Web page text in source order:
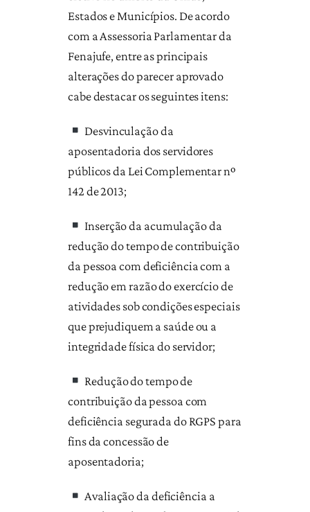
Estados e Municípios. De acordo
com a Assessoria Parlamentar da
Fenajufe, entre as principais
alterações do parecer aprovado
cabe destacar os seguintes itens:
Desvinculação da
aposentadoria dos servidores
públicos da Lei Complementar nº
142 de 2013;
Inserção da acumulação da
redução do tempo de contribuição
da pessoa com deficiência com a
redução em razão do exercício de
atividades sob condições especiais
que prejudiquem a saúde ou a
integridade física do servidor;
Redução do tempo de
contribuição da pessoa com
deficiência segurada do RGPS para
fins da concessão de
aposentadoria;
Avaliação da deficiência a